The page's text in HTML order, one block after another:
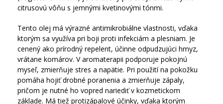
citrusovú vôňu s jemnými kvetinovými tónmi.
Tento olej má výrazné antimikrobiálne vlastnosti, vďaka
ktorým sa využíva pri boji proti infekciám a plesniam. Je
cenený ako prírodný repelent, účinne odpudzujúci hmyz,
vrátane komárov. V aromaterapii podporuje pokojnú
myseľ, zmierňuje stres a napätie. Pri použití na pokožku
pomáha hojiť drobné poranenia a zmierňuje zápaly,
pričom je nutné ho vopred nariediť v kozmetickom
základe. Má tiež protizápalové účinky, vďaka ktorým